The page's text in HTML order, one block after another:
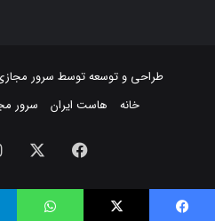
طراحی و توسعه توسط سرور
خانه
هاست ایران سرور
فیسبوک